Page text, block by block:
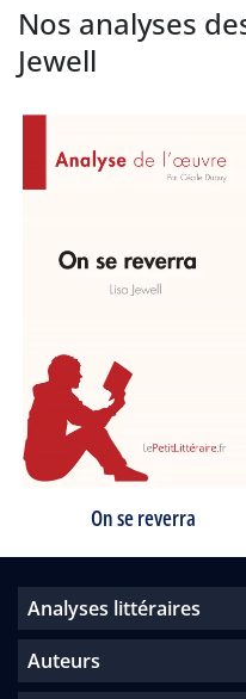
Nos analyses
Jewell
On se reverra
Analyses littéraires
Auteurs